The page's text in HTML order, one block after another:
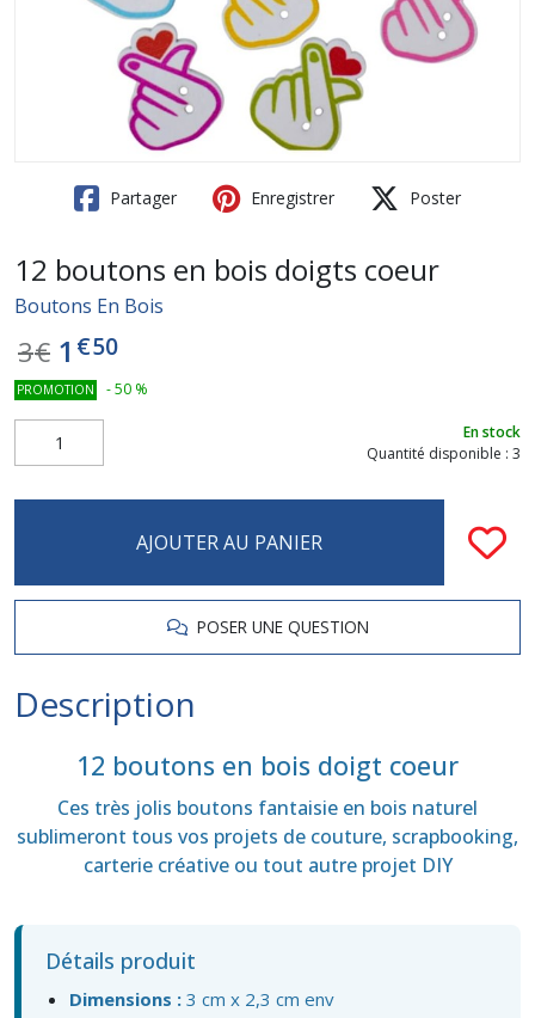
Partager Enregistrer Poster
12 boutons en bois doigts coeur
Boutons En Bois
3€ 1 €50
PROMOTION -50 %
En stock
Quantité disponible : 3
AJOUTER AU PANIER
POSER UNE QUESTION
Description
12 boutons en bois doigt coeur
Ces très jolis boutons fantaisie en bois naturel
sublimeront tous vos projets de couture, scrapbooking,
carterie créative ou tout autre projet DIY
Détails produit
Dimensions : 3 cm x 2,3 cm env